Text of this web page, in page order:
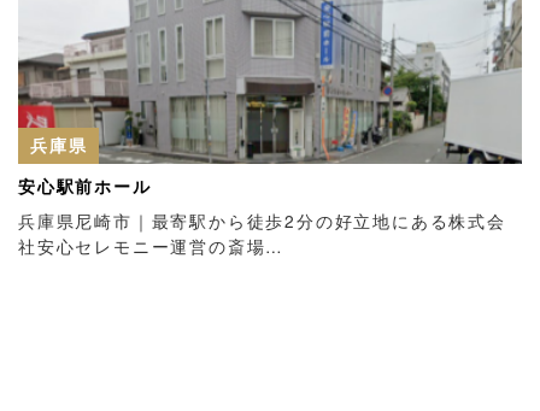
兵庫県
安心駅前ホール
兵庫県尼崎市｜最寄駅から徒歩2分の好立地にある株式会
社安心セレモニー運営の斎場…